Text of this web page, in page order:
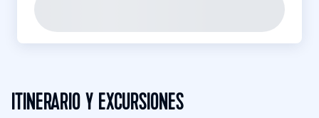
ITINERARIO Y EXCURSIONES